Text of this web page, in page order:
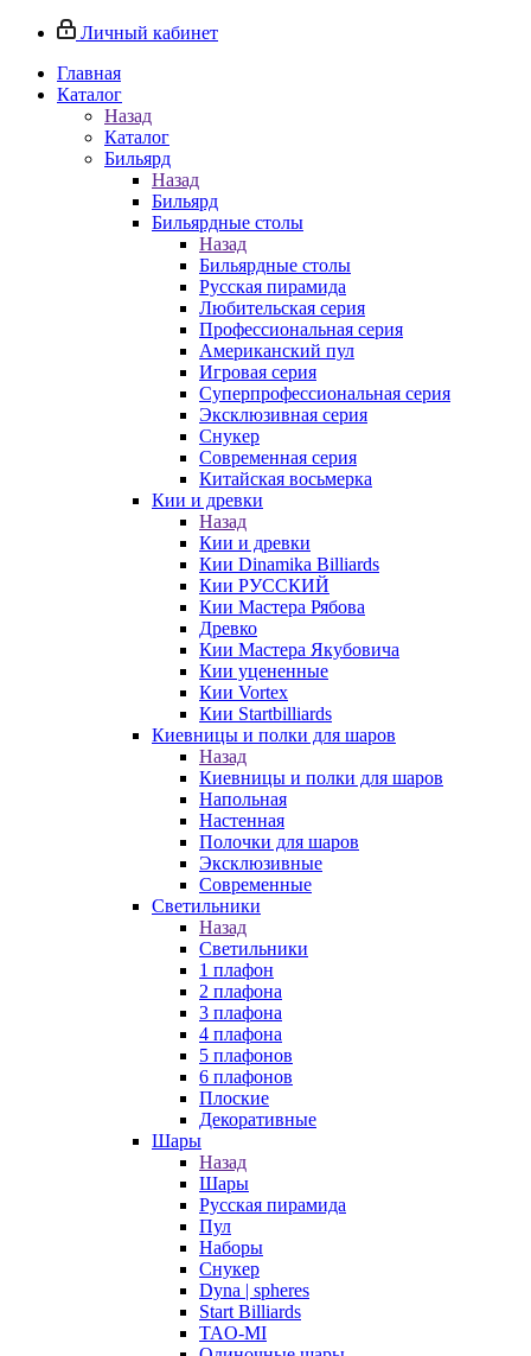
Личный кабинет
Главная
Каталог
Назад
Каталог
Бильярд
Назад
Бильярд
Бильярдные столы
Назад
Бильярдные столы
Русская пирамида
Любительская серия
Профессиональная серия
Американский пул
Игровая серия
Суперпрофессиональная серия
Эксклюзивная серия
Снукер
Современная серия
Китайская восьмерка
Кии и древки
Назад
Кии и древки
Кии Dinamika Billiards
Кии РУССКИЙ
Кии Мастера Рябова
Древко
Кии Мастера Якубовича
Кии уцененные
Кии Vortex
Кии Startbilliards
Киевницы и полки для шаров
Назад
Киевницы и полки для шаров
Напольная
Настенная
Полочки для шаров
Эксклюзивные
Современные
Светильники
Назад
Светильники
1 плафон
2 плафона
3 плафона
4 плафона
5 плафонов
6 плафонов
Плоские
Декоративные
Шары
Назад
Шары
Русская пирамида
Пул
Наборы
Снукер
Dyna | spheres
Start Billiards
TAO-MI